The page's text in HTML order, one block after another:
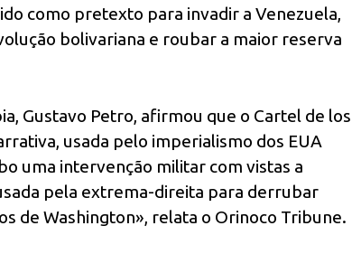
como pretexto para invadir a Venezuela,
bolivariana e roubar a maior reserva
Gustavo Petro, afirmou que o Cartel de los
usada pelo imperialismo dos EUA
uma intervenção militar com vistas a
pela extrema-direita para derrubar
de Washington», relata o Orinoco Tribune.